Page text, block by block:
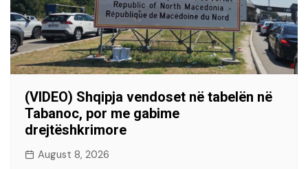
(VIDEO) Shqipja vendoset në tabelën në
Tabanoc, por me gabime
drejtëshkrimore
August 8, 2026